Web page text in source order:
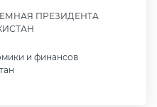
ПРЕЗИДЕНТА
и финансов